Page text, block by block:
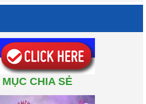
CHIA SẺ